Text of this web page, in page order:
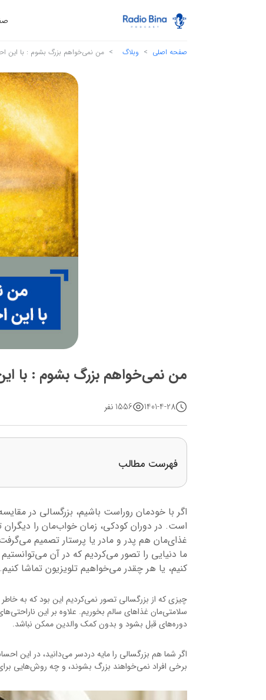
صفحه اصلی وبلاگ من نمی‌خواهم بزرگ بشوم : با این
من نمی‌خواهم بزرگ بشوم : با
1401-4-28 1556 نفر
فهرست مطالب
اگر با خودمان روراست باشیم، بزرگسالی در
است. در دوران کودکی، زمان خواب‌مان را دیگران
غذای‌مان هم پدر و مادر یا پرستار تصمیم
ما دنیایی را تصور می‌کردیم که در آن
کنیم، یا هر چقدر می‌خواهیم تلویزیون تماشا کنیم.
چیزی که از بزرگسالی تصور نمی‌کردیم این بود که به
سلامتی‌مان غذاهای سالم بخوریم. علاوه بر این
دوره‌های قبل بشود و بدون کمک والدین ممکن نباشد.
اگر شما هم بزرگسالی را مایه دردسر می‌دانید، در این
برخی افراد نمی‌خواهند بزرگ بشوند، و چه روش‌هایی